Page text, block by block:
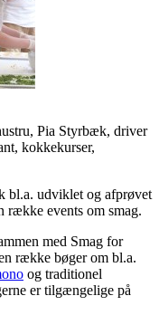
Pia Styrbæk, driver
kokkekurser,
bl.a. udviklet og afprøvet
række events om smag.
med Smag for
række bøger om bl.a.
og traditionel
er tilgængelige på